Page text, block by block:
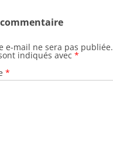
e-mail ne sera pas publiée.
indiqués avec *
*